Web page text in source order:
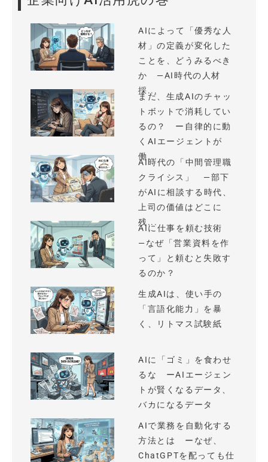
AIによって「優秀な人
材」の定義が変化した
ことを、どうみるべき
か —AI時代の人材
採...
まだ、生成AIのチャッ
トボットで消耗してい
るの？ ー自律的に動
くAIエージェントが
働...
AI時代の「中間管理職
クライシス」 —部下
がAIに相談する時代、
上司の価値はどこに
残...
AIに仕事を頼む技術
—なぜ「営業資料を作
って」と頼むと失敗す
るのか？
生成AIは、使い手の
「言語化能力」を暴
く、リトマス試験紙
AIに「ゴミ」を食わせ
るな ーAIエージェン
トが賢くなるデータ、
バカになるデータ
AIで業務を自動化する
方法とは ーなぜ、
ChatGPTを配っても仕